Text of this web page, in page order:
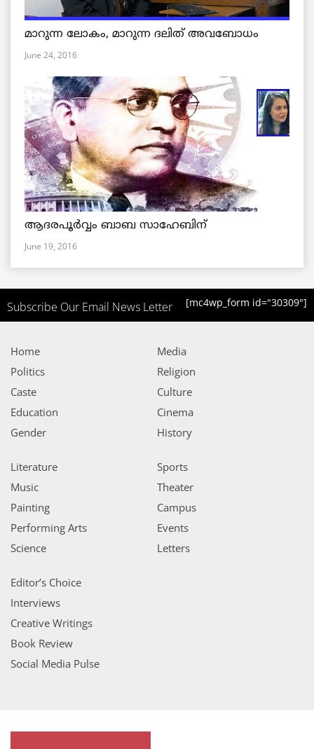
മാറുന്ന ലോകം, മാറുന്ന ദലിത് അവബോധം
June 24, 2016
ആദരപൂര്‍വ്വം ബാബ സാഹേബിന്
June 19, 2016
Subscribe Our Email News Letter [mc4wp_form id="30309"]
Home
Politics
Caste
Education
Gender
Media
Religion
Culture
Cinema
History
Literature
Music
Painting
Performing Arts
Science
Sports
Theater
Campus
Events
Letters
Editor’s Choice
Interviews
Creative Writings
Book Review
Social Media Pulse